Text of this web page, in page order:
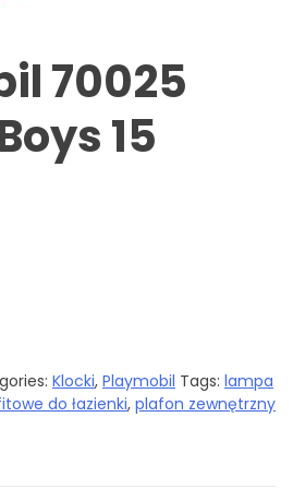
70025
15
Klocki, Playmobil Tags: lampa
do łazienki, plafon zewnętrzny